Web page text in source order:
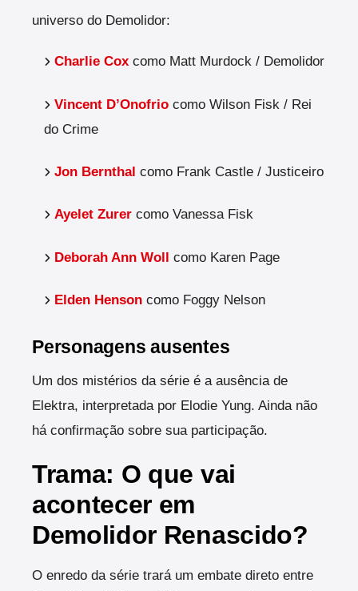
universo do Demolidor:
Charlie Cox como Matt Murdock / Demolidor
Vincent D’Onofrio como Wilson Fisk / Rei
do Crime
Jon Bernthal como Frank Castle / Justiceiro
Ayelet Zurer como Vanessa Fisk
Deborah Ann Woll como Karen Page
Elden Henson como Foggy Nelson
Personagens ausentes
Um dos mistérios da série é a ausência de
Elektra, interpretada por Elodie Yung. Ainda não
há confirmação sobre sua participação.
Trama: O que vai
acontecer em
Demolidor Renascido?
O enredo da série trará um embate direto entre